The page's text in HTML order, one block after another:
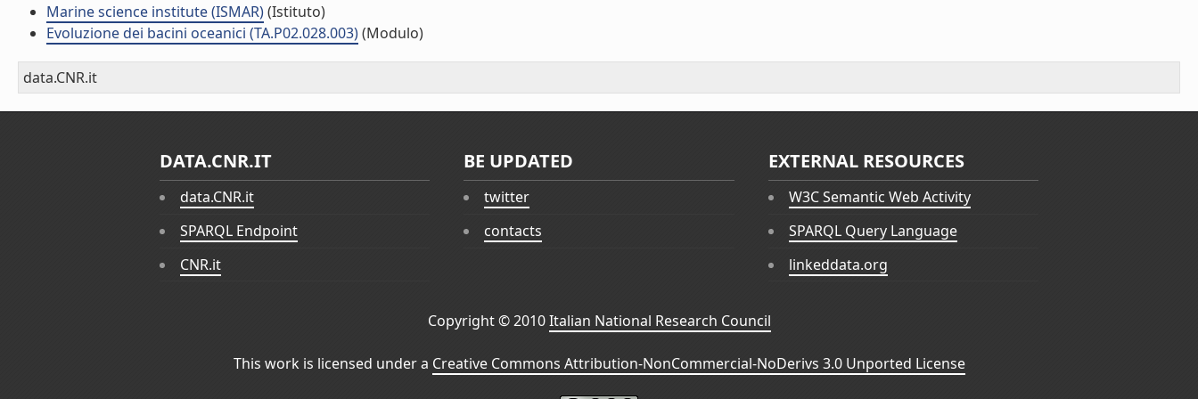
Marine science institute (ISMAR)(Istituto)
Evoluzione dei bacini oceanici (TA.P02.028.003)(Modulo)
data.CNR.it
DATA.CNR.IT
data.CNR.it
SPARQL Endpoint
CNR.it
BE UPDATED
twitter
contacts
EXTERNAL RESOURCES
W3C Semantic Web Activity
SPARQL Query Language
linkeddata.org
Copyright © 2010Italian National Research Council
This work is licensed under a Creative Commons Attribution-NonCommercial-NoDerivs 3.0 Unported License